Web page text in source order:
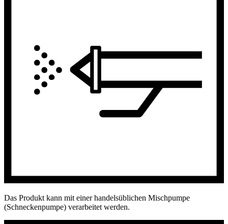
Das Produkt kann mit einer handelsüblichen Mischpumpe
(Schneckenpumpe) verarbeitet werden.